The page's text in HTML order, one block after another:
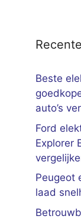
Beste
auto’s
Ford
Explorer
Peugeot
laad